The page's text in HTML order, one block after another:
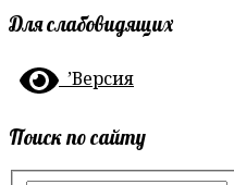
Для слабовидящих
’Версия
Поиск по сайту